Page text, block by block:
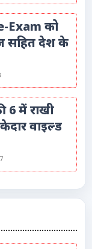
Exam को
सहित देश के
6 में राखी
वाइल्ड